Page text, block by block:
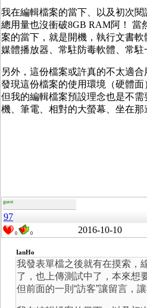
我在編輯檔案的當下、以及初次閱
總用量也沒衝破8GB RAM阿！ 當
案的當下，就是開機，執行文書
媒體播放器、常駐防毒軟體、常駐
另外，這份檔案或許真的不太適
發現這份檔案的使用環境（硬體面
但我的編輯檔案預設理念也是不
機、筆電、相對的大螢幕、坐在那
guest
97
0 0 2016-10-10
IanHo
我發表單檔之後就有在摸索，
了，也上傳測試中了，本來想
但前面的一則“訪客”讓留言，讓